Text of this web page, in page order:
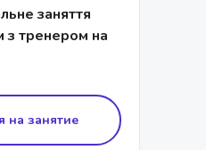
заняття
з тренером на
на занятие